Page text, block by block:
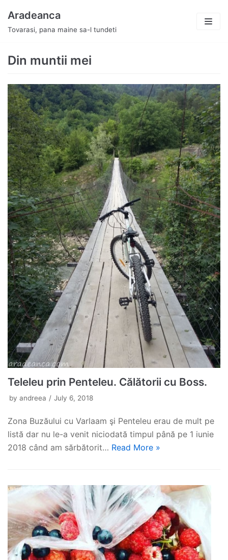
Skip
to
Aradeanca
Tovarasi, pana maine sa-l tundeti
Din muntii mei
Teleleu prin Penteleu. Călătorii cu Boss.
by andreea July 6, 2018
Zona Buzăului cu Varlaam şi Penteleu erau de mult pe
listă dar nu le-a venit niciodată timpul până pe 1 iunie
2018 când am sărbătorit… Read More »